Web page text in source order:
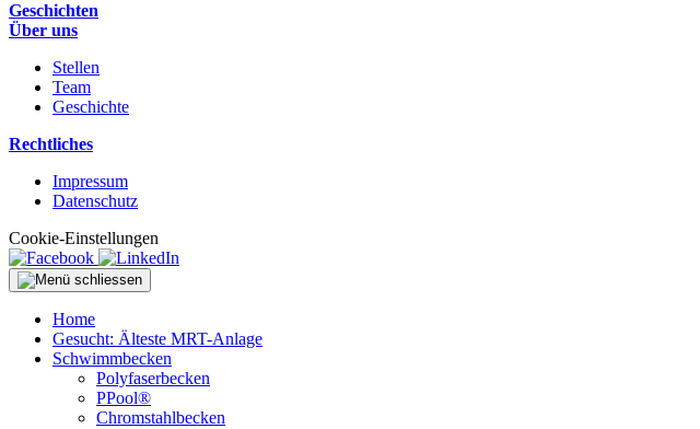
Geschichten
Über uns
Stellen
Team
Geschichte
Rechtliches
Impressum
Datenschutz
Cookie-Einstellungen
Home
Gesucht: Älteste MRT-Anlage
Schwimmbecken
Polyfaserbecken
PPool®
Chromstahlbecken